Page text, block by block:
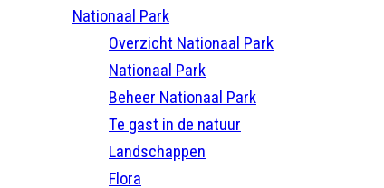
Nationaal Park
Overzicht Nationaal Park
Nationaal Park
Beheer Nationaal Park
Te gast in de natuur
Landschappen
Flora